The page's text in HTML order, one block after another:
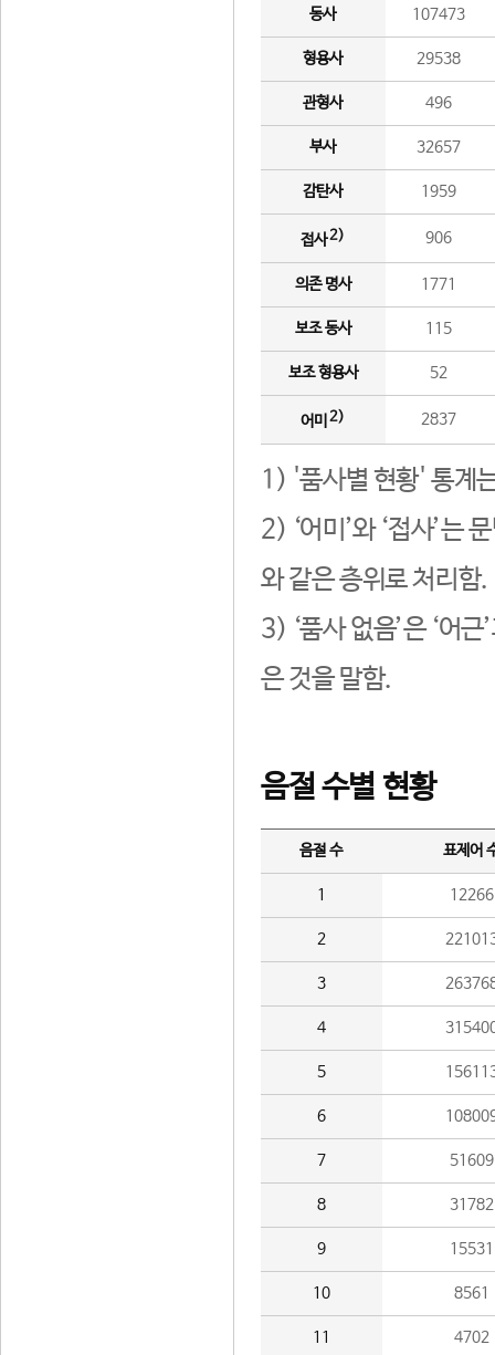
동사 107473
형용사 29538
관형사 496
부사 32657
감탄사 1959
접사2) 906
의존 명사 1771
보조 동사 115
보조 형용사 52
어미 2) 2837
1) '품사별 현황' 통계
2) ‘어미’와 ‘접사’는
와 같은 층위로 처리함.
3) ‘품사 없음’은 ‘어
은 것을 말함.
음절 수별 현황
음절 수 표제어
1 12266
2
3
4
5
6
7 51609
8 31782
9 15531
10 8561
11 4702